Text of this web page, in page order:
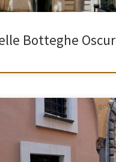
Botteghe